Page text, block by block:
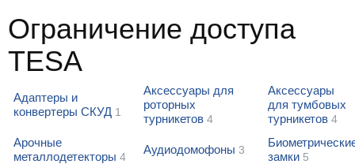
Ограничение доступа
TESA
Адаптеры и
конвертеры СКУД 1
Аксессуары для
роторных
турникетов 4
Аксессуары
для тумбовых
турникетов 4
Арочные
металлодетекторы 4
Аудиодомофоны 3
замки 5